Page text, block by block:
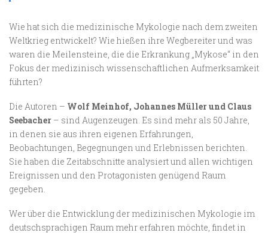
Wie hat sich die medizinische Mykologie nach dem zweiten
Weltkrieg entwickelt? Wie hießen ihre Wegbereiter und was
waren die Meilensteine, die die Erkrankung „Mykose“ in den
Fokus der medizinisch wissenschaftlichen Aufmerksamkeit
führten?
Die Autoren – Wolf Meinhof, Johannes Müller und Claus
Seebacher – sind Augenzeugen. Es sind mehr als 50 Jahre,
in denen sie aus ihren eigenen Erfahrungen,
Beobachtungen, Begegnungen und Erlebnissen berichten.
Sie haben die Zeitabschnitte analysiert und allen wichtigen
Ereignissen und den Protagonisten genügend Raum
gegeben.
Wer über die Entwicklung der medizinischen Mykologie im
deutschsprachigen Raum mehr erfahren möchte, findet in